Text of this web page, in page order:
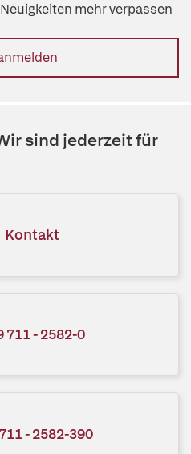
mehr verpassen
sind jederzeit für
Kontakt
711 - 2582-0
- 2582-390